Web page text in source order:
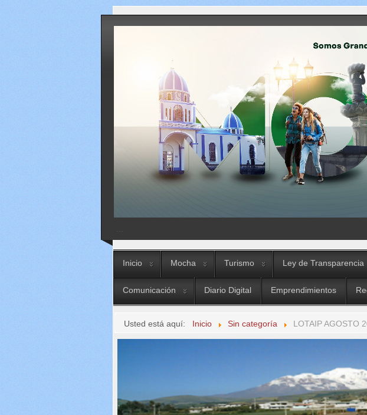
Inicio Mocha Turismo Ley de Transparencia
Comunicación Diario Digital Emprendimientos
Usted está aquí: Inicio Sin categoría LOTAIP AGOSTO